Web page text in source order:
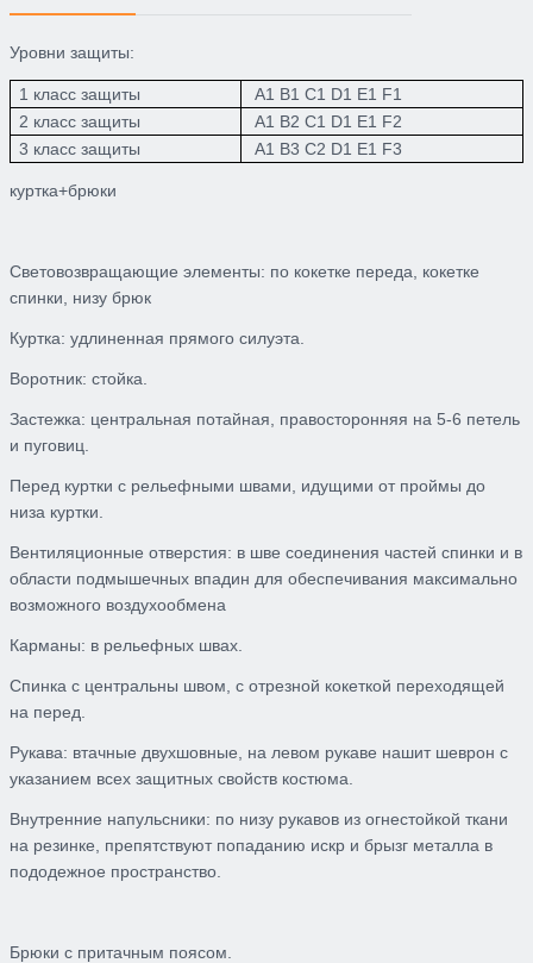
Уровни защиты:
1 класс защиты
A1 B1 C1 D1 E1 F1
2 класс защиты
A1 B2 C1 D1 E1 F2
3 класс защиты
A1 B3 C2 D1 E1 F3
куртка+брюки
Световозвращающие элементы: по кокетке переда, кокетке
спинки, низу брюк
Куртка: удлиненная прямого силуэта.
Воротник: стойка.
Застежка: центральная потайная , правосторонняя на 5-6 петель
и пуговиц.
Перед куртки с рельефными швами, идущими от проймы до
низа куртки.
Вентиляционные отверстия: в шве соединения частей спинки и в
области подмышечных впадин для обеспечивания максимально
возможного воздухообмена
Карманы: в рельефных швах.
Спинка с центральны швом, с отрезной кокеткой переходящей
на перед.
Рукава: втачные двухшовные , на левом рукаве нашит шеврон с
указанием всех защитных свойств костюма
Внутренние напульсники: по низу рукавов из огнестойкой ткани
на резинке, препятствуют попаданию искр и брызг металла в
пододежное пространство.
Брюки с притачным поясом.